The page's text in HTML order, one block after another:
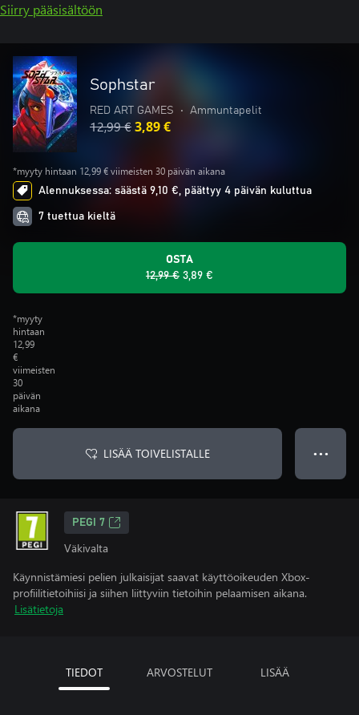
Siirry pääsisältöön
Sophstar
RED ART GAMES • Ammuntapelit
12,99 €3,89 €
*myyty hintaan 12,99 € viimeisten 30 päivän aikana
Alennuksessa: säästä 9,10 €, päättyy 4 päivän kuluttua
7 tuettua kieltä
OSTA
12,99 € 3,89 €
*myyty
hintaan
12,99
€
viimeisten
30
päivän
aikana
LISÄÄ TOIVELISTALLE ● ● ●
PEGI 7
Väkivalta
Käynnistämiesi pelien julkaisijat saavat käyttöoikeuden Xbox-
profiilitietoihiisi ja siihen liittyviin tietoihin pelaamisen aikana.
Lisätietoja
TIEDOT ARVOSTELUT LISÄÄ